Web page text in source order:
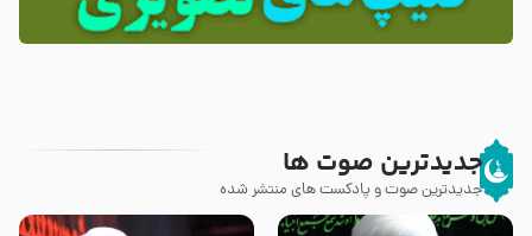
جدیدترین صوت ها
جدیدترین صوت و پادکست های منتشر شده